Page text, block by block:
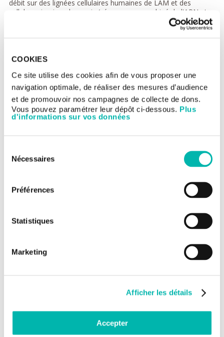
COOKIES
Ce site utilise des cookies afin de vous proposer une
navigation optimale, de réaliser des mesures d’audience
et de promouvoir nos campagnes de collecte de dons.
Vous pouvez paramétrer leur dépôt ci-dessous. Plus
d'informations sur vos données
Nécessaires
Préférences
Statistiques
Marketing
Afficher les détails
Accepter
débit sur des lignées cellulaires humaines de LAM et des
cellules primaires de souris (séquençage combiné de l'ARN et
criblage avec une librairie CRISPR ciblant le métabolisme et/ou
l'épigénétique) pour décrypter quelles voies de réponse au
découvrir des vulnérabilités métaboliques dans les LSC qui
Caractériser les trajectoires cellulaires
et moléculaires au cours du
développement des leucémies
ainsi que du stade de développement de la cellule d'origine à
mégacaryoblastes (LAM-M7) pédiatriques et les